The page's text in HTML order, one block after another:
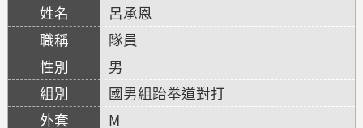
呂承恩
隊員
男
國男組跆拳道對打
M